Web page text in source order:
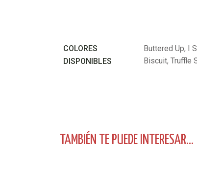
COLORES
DISPONIBLES
Buttered Up, I
Biscuit, Truffle
TAMBIÉN TE PUEDE INTERESAR...